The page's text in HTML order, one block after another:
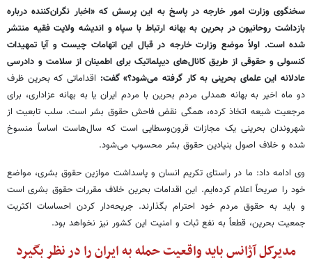
سخنگوی وزارت امور خارجه در پاسخ به این پرسش که «اخبار نگران‌کننده‌ درباره
بازداشت روحانیون در بحرین به بهانه ارتباط با سپاه و اندیشه ولایت فقیه منتشر
شده است. اولاً موضع وزارت خارجه در قبال این اتهامات چیست و آیا تمهیدات
کنسولی و حقوقی از طریق کانال‌های دیپلماتیک برای اطمینان از سلامت و دادرسی
عادلانه این علمای بحرینی به کار گرفته می‌شود؟» گفت: اقداماتی که بحرین ظرف
دو ماه اخیر به بهانه همدلی مردم بحرین با مردم ایران یا به بهانه عزاداری، برای
مرجعیت شیعه اتخاذ کرده، همگی نقض فاحش حقوق بشر است. سلب تابعیت از
شهروندان بحرینی یک مجازات قرون‌وسطایی است که سال‌هاست اساساً منسوخ
شده و خلاف اصول بنیادین حقوق بشر محسوب می‌شود.
وی ادامه داد: ما در راستای تکریم انسان و پاسداشت موازین حقوق بشری، مواضع
خود را صریحاً اعلام کرده‌ایم. این اقدامات بحرین خلاف مقررات حقوق بشری است
و باید به حقوق مردم خود احترام بگذارند. جریحه‌دار کردن احساسات اکثریت
جمعیت بحرین، قطعاً به نفع ثبات و امنیت این کشور نیز نخواهد بود.
مدیرکل آژانس باید واقعیت حمله به ایران را در نظر بگیرد